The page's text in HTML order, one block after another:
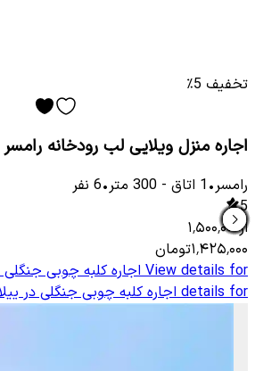
تخفیف 5٪
اجاره منزل ویلایی لب رودخانه رامسر
رامسر•
1 اتاق -
300 متر•
6 نفر
5
از۱٬۵۰۰٬۰۰۰
۱٬۴۲۵٬۰۰۰تومان
View details for اجاره کلبه چوبی
details for اجاره کلبه چوبی جنگلی در